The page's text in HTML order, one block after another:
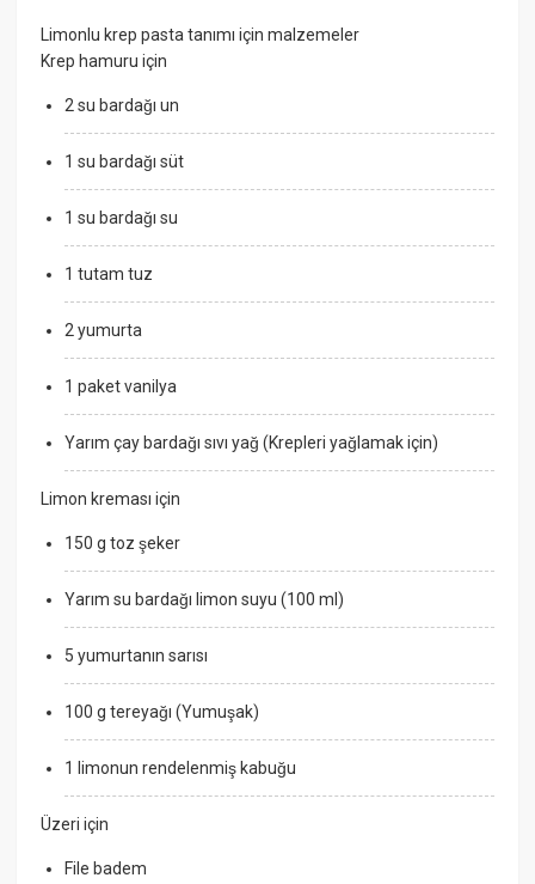
Limonlu krep pasta tanımı için malzemeler
Krep hamuru için
2 su bardağı un
1 su bardağı süt
1 su bardağı su
1 tutam tuz
2 yumurta
1 paket vanilya
Yarım çay bardağı sıvı yağ (Krepleri yağlamak için)
Limon kreması için
150 g toz şeker
Yarım su bardağı limon suyu (100 ml)
5 yumurtanın sarısı
100 g tereyağı (Yumuşak)
1 limonun rendelenmiş kabuğu
Üzeri için
File badem